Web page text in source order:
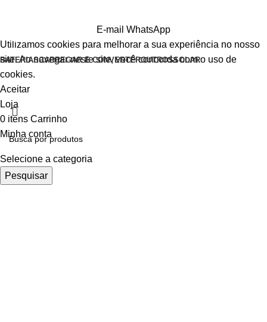
BATERIASCARREGAR E CONVERTEROUTROSSOLAR
E-mail WhatsApp
Utilizamos cookies para melhorar a sua experiência no nosso
site. Ao navegar neste site, você concorda com o uso de
cookies.
Aceitar
Selecione a categoria
Pesquisar
Loja
0 itens Carrinho
Minha conta